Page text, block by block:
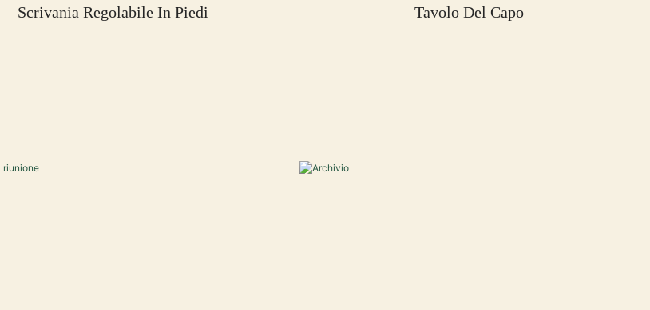
Scrivania Regolabile In Piedi Tavolo Del Capo